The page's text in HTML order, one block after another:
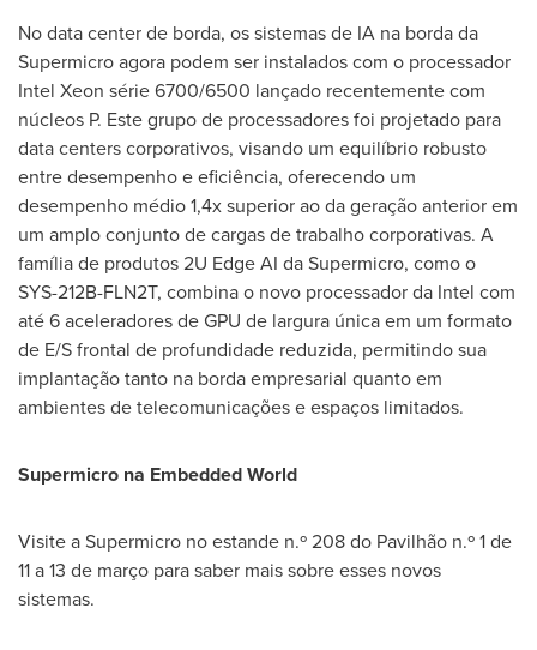
No data center de borda, os sistemas de IA na borda da
Supermicro agora podem ser instalados com o processador
Intel Xeon série 6700/6500 lançado recentemente com
núcleos P. Este grupo de processadores foi projetado para
data centers corporativos, visando um equilíbrio robusto
entre desempenho e eficiência, oferecendo um
desempenho médio 1,4x superior ao da geração anterior em
um amplo conjunto de cargas de trabalho corporativas. A
família de produtos 2U Edge AI da Supermicro, como o
SYS-212B-FLN2T, combina o novo processador da Intel com
até 6 aceleradores de GPU de largura única em um formato
de E/S frontal de profundidade reduzida, permitindo sua
implantação tanto na borda empresarial quanto em
ambientes de telecomunicações e espaços limitados.
Supermicro na Embedded World
Visite a Supermicro no estande n.º 208 do Pavilhão n.º 1 de
11 a 13 de março para saber mais sobre esses novos
sistemas.